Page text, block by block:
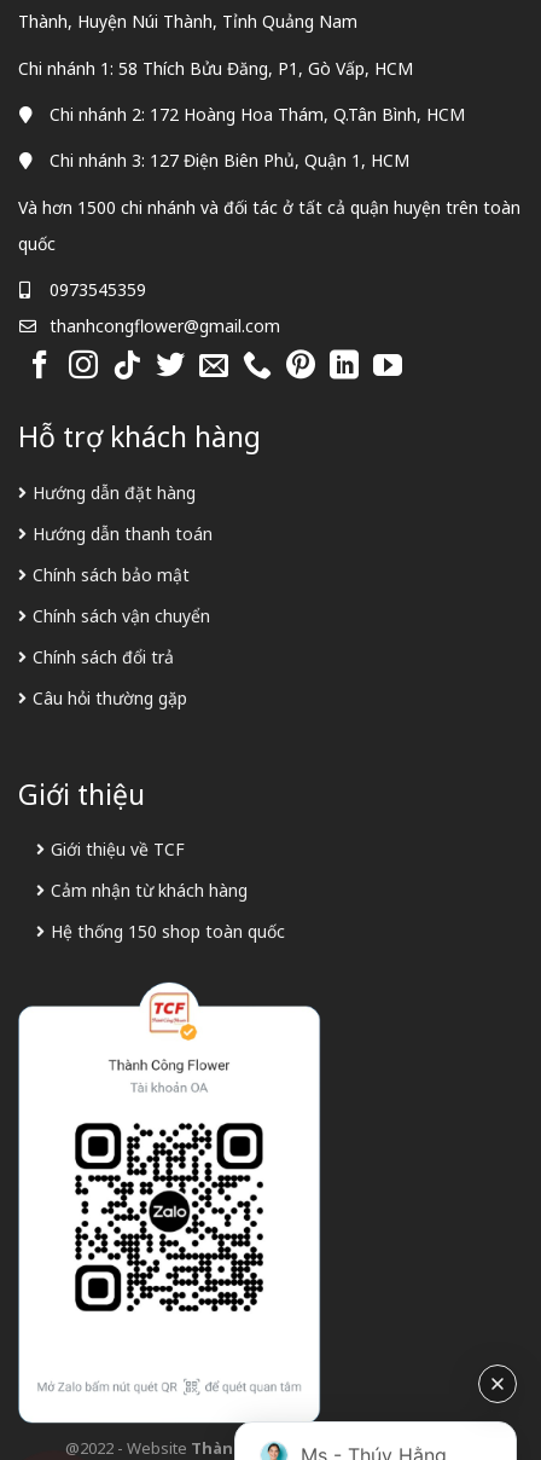
Thành, Huyện Núi Thành, Tỉnh Quảng Nam
Chi nhánh 1: 58 Thích Bửu Đăng, P1, Gò Vấp, HCM
Chi nhánh 2: 172 Hoàng Hoa Thám, Q.Tân Bình, HCM
Chi nhánh 3: 127 Điện Biên Phủ, Quận 1, HCM
Và hơn 1500 chi nhánh và đối tác ở tất cả quận huyện trên toàn
quốc
0973545359
thanhcongflower@gmail.com
Hỗ trợ khách hàng
Hướng dẫn đặt hàng
Hướng dẫn thanh toán
Chính sách bảo mật
Chính sách vận chuyển
Chính sách đổi trả
Câu hỏi thường gặp
Giới thiệu
Giới thiệu về TCF
Cảm nhận từ khách hàng
Hệ thống 150 shop toàn quốc
@2022 - Website Thành Công Flower| Design bởi
Ms - Thúy Hằng